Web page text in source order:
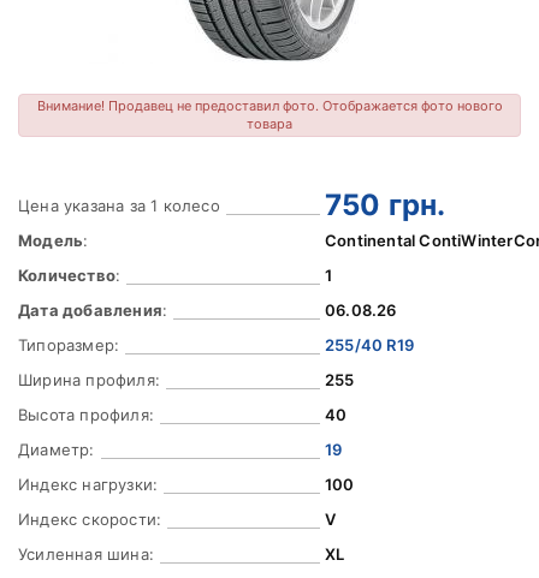
Внимание! Продавец не предоставил фото. Отображается фото нового
товара
Цена указана за 1 колесо 750 грн.
Модель:
Continental
Количество:
1
Дата добавления:
06.08.26
Типоразмер:
255/40 R19
Ширина профиля:
255
Высота профиля:
40
Диаметр:
19
Индекс нагрузки:
100
Индекс скорости:
V
Усиленная шина:
XL